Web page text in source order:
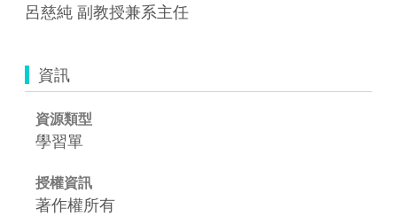
資訊
資源類型
學習單
授權資訊
著作權所有